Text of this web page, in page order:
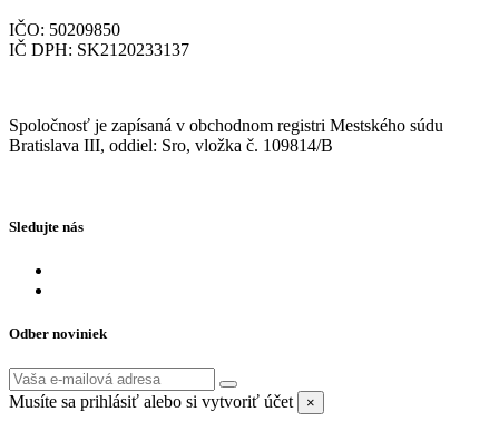
IČO: 50209850
IČ DPH: SK2120233137
Spoločnosť je zapísaná v obchodnom registri Mestského súdu
Bratislava III, oddiel: Sro, vložka č. 109814/B
Sledujte nás
Odber noviniek
Musíte sa prihlásiť alebo si vytvoriť účet ×